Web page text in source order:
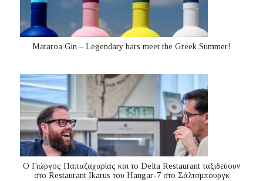
Mataroa Gin – Legendary bars meet the Greek Summer!
Ο Γιώργος Παπαζαχαρίας και το Delta Restaurant ταξιδεύουν
στο Restaurant Ikarus του Hangar-7 στο Σάλτσμπουργκ